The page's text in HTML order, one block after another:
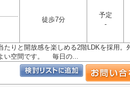
徒歩7分
予定
-
りと開放感を楽しめる2階LDKを採用。
い空間です。 毎日の...